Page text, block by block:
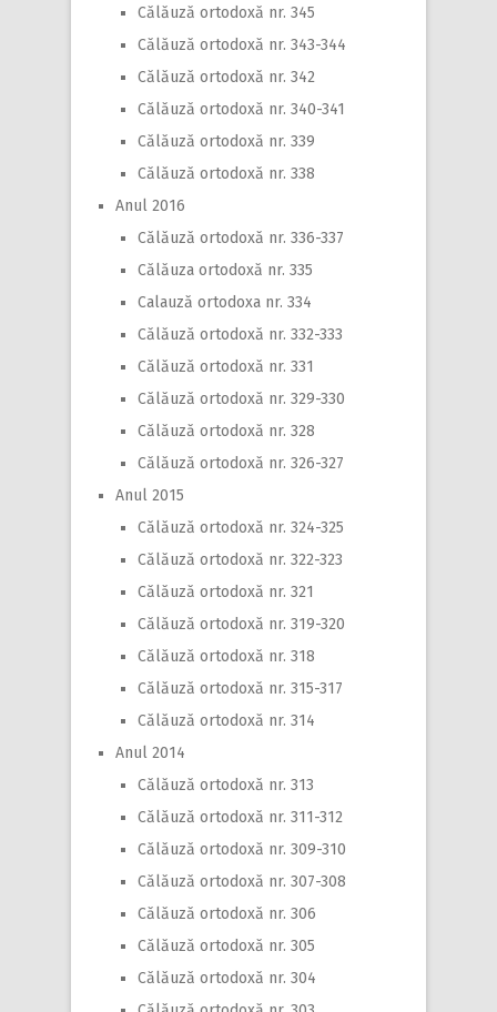
Călăuză ortodoxă nr. 345
Călăuză ortodoxă nr. 343-344
Călăuză ortodoxă nr. 342
Călăuză ortodoxă nr. 340-341
Călăuză ortodoxă nr. 339
Călăuză ortodoxă nr. 338
Anul 2016
Călăuză ortodoxă nr. 336-337
Călăuza ortodoxă nr. 335
Calauză ortodoxa nr. 334
Călăuză ortodoxă nr. 332-333
Călăuză ortodoxă nr. 331
Călăuză ortodoxă nr. 329-330
Călăuză ortodoxă nr. 328
Călăuză ortodoxă nr. 326-327
Anul 2015
Călăuză ortodoxă nr. 324-325
Călăuză ortodoxă nr. 322-323
Călăuză ortodoxă nr. 321
Călăuză ortodoxă nr. 319-320
Călăuză ortodoxă nr. 318
Călăuză ortodoxă nr. 315-317
Călăuză ortodoxă nr. 314
Anul 2014
Călăuză ortodoxă nr. 313
Călăuză ortodoxă nr. 311-312
Călăuză ortodoxă nr. 309-310
Călăuză ortodoxă nr. 307-308
Călăuză ortodoxă nr. 306
Călăuză ortodoxă nr. 305
Călăuză ortodoxă nr. 304